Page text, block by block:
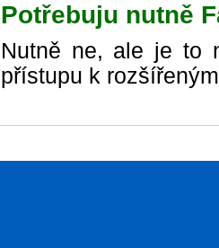
Potřebuju nutně
Nutně ne, ale je to
přístupu k